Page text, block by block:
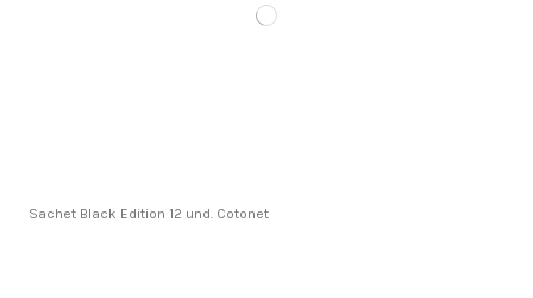
Sachet Black Edition 12 und. Cotonet